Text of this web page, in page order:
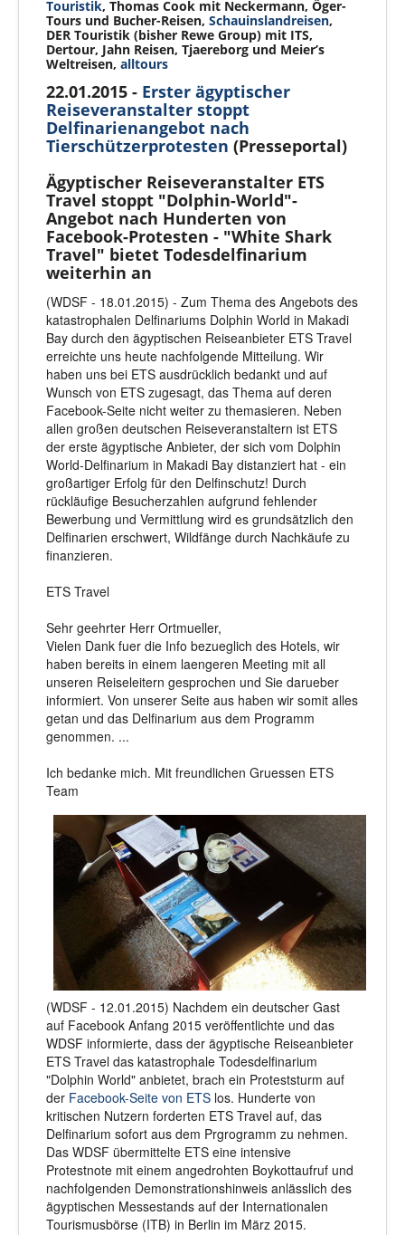
Touristik, Thomas Cook mit Neckermann, Öger-
Tours und Bucher-Reisen, Schauinslandreisen,
DER Touristik (bisher Rewe Group) mit ITS,
Dertour, Jahn Reisen, Tjaereborg und Meier’s
Weltreisen, alltours
22.01.2015 - Erster ägyptischer
Reiseveranstalter stoppt
Delfinarienangebot nach
Tierschützerprotesten (Presseportal)
Ägyptischer Reiseveranstalter ETS
Travel stoppt "Dolphin-World"-
Angebot nach Hunderten von
Facebook-Protesten - "White Shark
Travel" bietet Todesdelfinarium
weiterhin an
(WDSF - 18.01.2015) - Zum Thema des Angebots des
katastrophalen Delfinariums Dolphin World in Makadi
Bay durch den ägyptischen Reiseanbieter ETS Travel
erreichte uns heute nachfolgende Mitteilung. Wir
haben uns bei ETS ausdrücklich bedankt und auf
Wunsch von ETS zugesagt, das Thema auf deren
Facebook-Seite nicht weiter zu themasieren. Neben
allen großen deutschen Reiseveranstaltern ist ETS
der erste ägyptische Anbieter, der sich vom Dolphin
World-Delfinarium in Makadi Bay distanziert hat - ein
großartiger Erfolg für den Delfinschutz! Durch
rückläufige Besucherzahlen aufgrund fehlender
Bewerbung und Vermittlung wird es grundsätzlich den
Delfinarien erschwert, Wildfänge durch Nachkäufe zu
finanzieren.
ETS Travel
Sehr geehrter Herr Ortmueller,
Vielen Dank fuer die Info bezueglich des Hotels, wir
haben bereits in einem laengeren Meeting mit all
unseren Reiseleitern gesprochen und Sie darueber
informiert. Von unserer Seite aus haben wir somit alles
getan und das Delfinarium aus dem Programm
genommen. ...
Ich bedanke mich. Mit freundlichen Gruessen ETS
Team
(WDSF - 12.01.2015) Nachdem ein deutscher Gast
auf Facebook Anfang 2015 veröffentlichte und das
WDSF informierte, dass der ägyptische Reiseanbieter
ETS Travel das katastrophale Todesdelfinarium
"Dolphin World" anbietet, brach ein Proteststurm auf
der Facebook-Seite von ETS los. Hunderte von
kritischen Nutzern forderten ETS Travel auf, das
Delfinarium sofort aus dem Prgrogramm zu nehmen.
Das WDSF übermittelte ETS eine intensive
Protestnote mit einem angedrohten Boykottaufruf und
nachfolgenden Demonstrationshinweis anlässlich des
ägyptischen Messestands auf der Internationalen
Tourismusbörse (ITB) in Berlin im März 2015.